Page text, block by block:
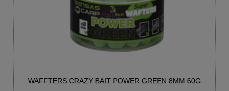
WAFFTERS CRAZY BAIT POWER GREEN 8MM 60G